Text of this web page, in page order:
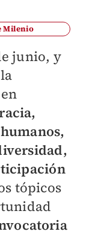
Milenio
junio, y
tópicos